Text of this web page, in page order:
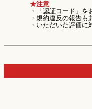
★注意
・「認証コード」を
・規約違反の報告
・いただいた評価に